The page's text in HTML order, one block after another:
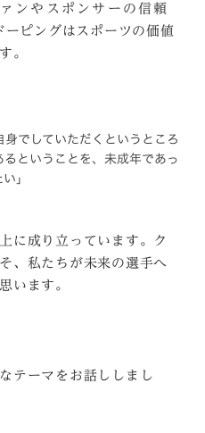
ンやスポンサーの信頼
ピングはスポーツの価値
。
身でしていただくというところ
ということを、未成年であっ
」
に成り立っています。ク
、私たちが未来の選手へ
います。
テーマをお話ししまし